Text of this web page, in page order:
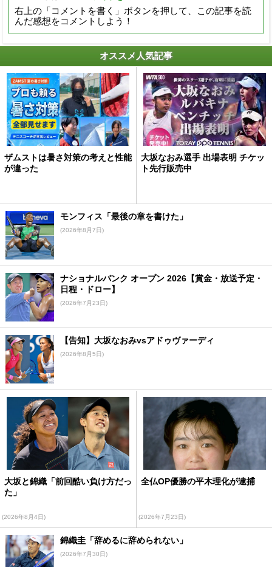
右上の「コメントを書く」ボタンを押して、この記事を読
んだ感想をコメントしよう！
オススメ人気記事
ザムストは暑さ対策の考えと性能
が違った
大坂なおみ選手 出場表明 チケッ
ト先行販売中
モンフィス「最後の章を書けた」
(2026年8月7日)
ナショナルバンク オープン 2026【賞金・放送予定・
日程・ドロー】
(2026年7月23日)
【告知】大坂なおみvsアドゥヴァーディ
(2026年8月5日)
大坂と錦織「前回酷い負け方だっ
た」
(2026年8月4日)
全仏OP優勝の平木理化が逮捕
(2026年7月23日)
錦織圭「辞めるに辞められない」
(2026年7月30日)